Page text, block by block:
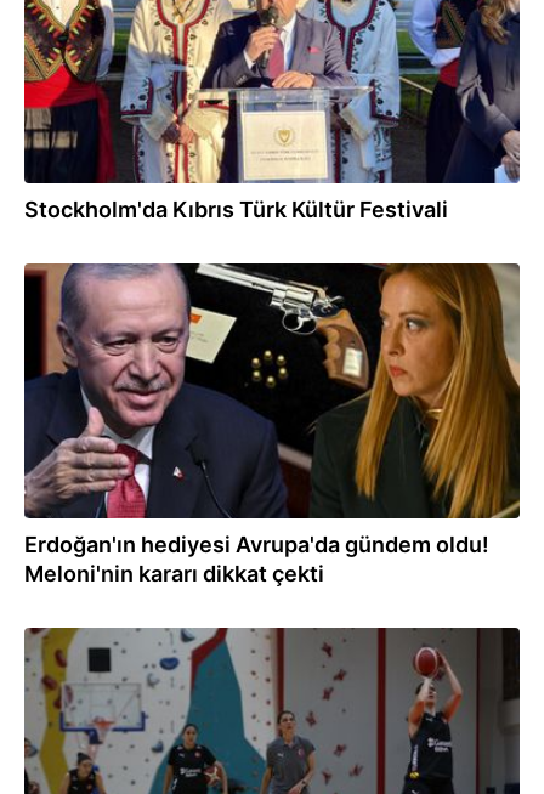
Stockholm'da Kıbrıs Türk Kültür Festivali
09.07.2026
Erdoğan'ın hediyesi Avrupa'da gündem oldu!
Meloni'nin kararı dikkat çekti
08.07.2026